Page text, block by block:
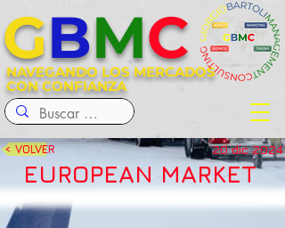
NAVEGANDO LOS MERCADOS
CON CONFIANZA
GBMC
< VOLVER 20 dic 2024
EUROPEAN MARKET